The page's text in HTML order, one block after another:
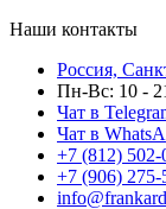
Наши контакты
Россия,
Пн-Вс: 10 -
Чат в
Чат в
+7 (812) 502-
+7 (906) 275-